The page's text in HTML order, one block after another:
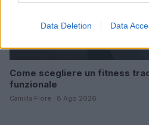
Data Deletion Data
Come scegliere un fitness
funzionale
Camilla Fiore · 8 Ago 2026